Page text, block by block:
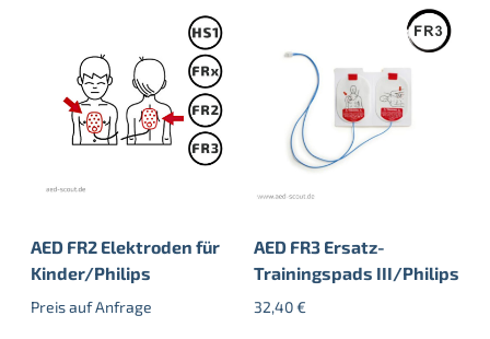
AED FR2 Elektroden für
Kinder/Philips
Preis auf Anfrage
AED FR3 Ersatz-
Trainingspads III/Philips
32,40€